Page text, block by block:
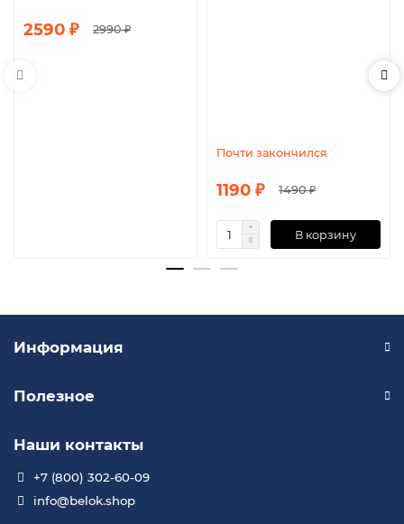
2590 ₽ 2990 ₽
Почти закончился
1190 ₽ 1490 ₽
В корзину
Информация
Полезное
Наши контакты
+7 (800) 302-60-09
info@belok.shop